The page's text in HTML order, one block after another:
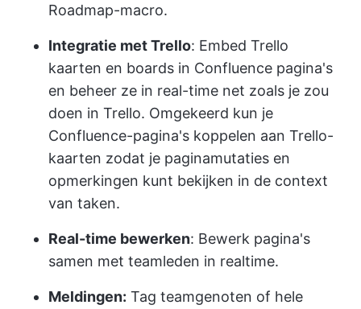
Roadmap-macro.
Integratie met Trello: Embed Trello
kaarten en boards in Confluence pagina's
en beheer ze in real-time net zoals je zou
doen in Trello. Omgekeerd kun je
Confluence-pagina's koppelen aan Trello-
kaarten zodat je paginamutaties en
opmerkingen kunt bekijken in de context
van taken.
Real-time bewerken: Bewerk pagina's
samen met teamleden in realtime.
Meldingen: Tag teamgenoten of hele